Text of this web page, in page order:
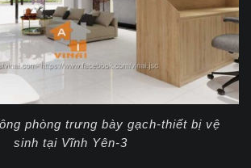
phòng trưng bày gạch-thiết bị vệ
sinh tại Vĩnh Yên-3